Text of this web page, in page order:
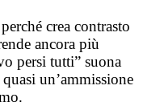
crea contrasto
ancora più
persi tutti” suona
un’ammissione